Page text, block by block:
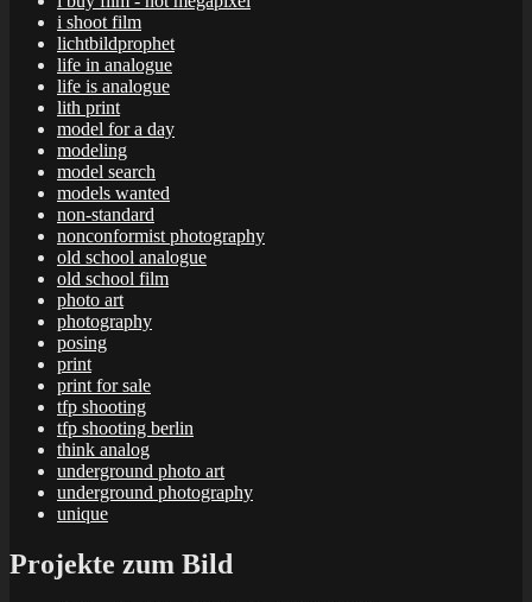
i shoot film
lichtbildprophet
life in analogue
life is analogue
lith print
model for a day
modeling
model search
models wanted
non-standard
nonconformist photography
old school analogue
old school film
photo art
photography
posing
print
print for sale
tfp shooting
tfp shooting berlin
think analog
underground photo art
underground photography
unique
Projekte zum Bild